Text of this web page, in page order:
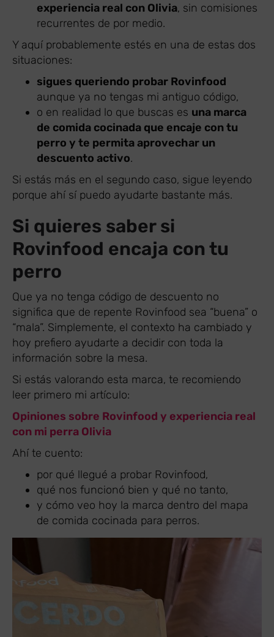
experiencia real con Olivia, sin comisiones
recurrentes de por medio.
Y aquí probablemente estés en una de estas dos
situaciones:
sigues queriendo probar Rovinfood
aunque ya no tengas mi antiguo código,
o en realidad lo que buscas es una marca
de comida cocinada que encaje con tu
perro y te permita aprovechar un
descuento activo.
Si estás más en el segundo caso, sigue leyendo
porque ahí sí puedo ayudarte bastante más.
Si quieres saber si
Rovinfood encaja con tu
perro
Que ya no tenga código de descuento no
significa que de repente Rovinfood sea “buena” o
“mala”. Simplemente, el contexto ha cambiado y
hoy prefiero ayudarte a decidir con toda la
información sobre la mesa.
Si estás valorando esta marca, te recomiendo
leer primero mi artículo:
Opiniones sobre Rovinfood y experiencia real
con mi perra Olivia
Ahí te cuento:
por qué llegué a probar Rovinfood,
qué nos funcionó bien y qué no tanto,
y cómo veo hoy la marca dentro del mapa
de comida cocinada para perros.